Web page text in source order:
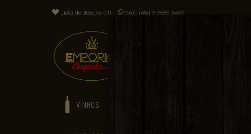
Lista de desejos (0) SAC (48) 9 9659.6457
VINHOS